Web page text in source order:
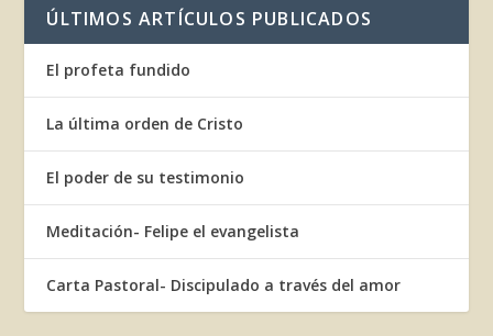
ÚLTIMOS ARTÍCULOS PUBLICADOS
El profeta fundido
La última orden de Cristo
El poder de su testimonio
Meditación- Felipe el evangelista
Carta Pastoral- Discipulado a través del amor